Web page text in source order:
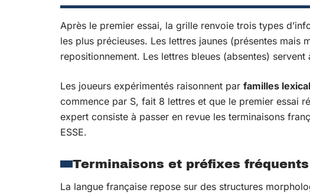
Après le premier essai, la grille renvoie trois types
les plus précieuses. Les lettres jaunes (présentes mais
repositionnement. Les lettres bleues (absentes)
Les joueurs expérimentés raisonnent par familles
commence par S, fait 8 lettres et que le premier essai
expert consiste à passer en revue les terminaisons
ESSE.
Terminaisons et préfixes
La langue française repose sur des structures